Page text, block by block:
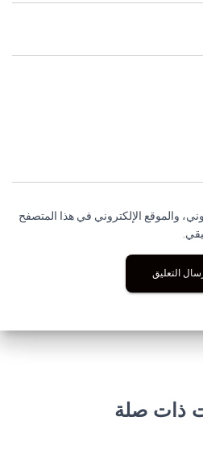
والموقع الإلكتروني في هذا المتصفح
ذات صلة